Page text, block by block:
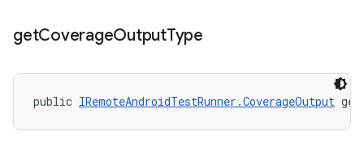
getCoverageOutputType
public IRemoteAndroidTestRunner.CoverageOutput